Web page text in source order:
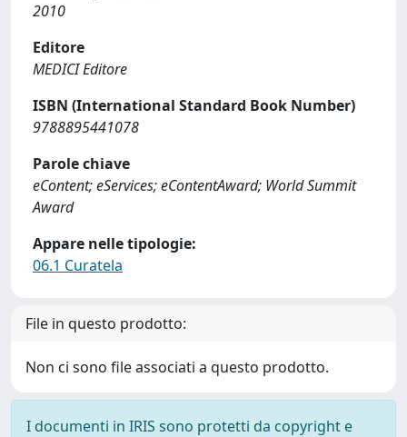
2010
Editore
MEDICI Editore
ISBN (International Standard Book Number)
9788895441078
Parole chiave
eContent; eServices; eContentAward; World Summit
Award
Appare nelle tipologie:
06.1 Curatela
File in questo prodotto:
Non ci sono file associati a questo prodotto.
I documenti in IRIS sono protetti da copyright e